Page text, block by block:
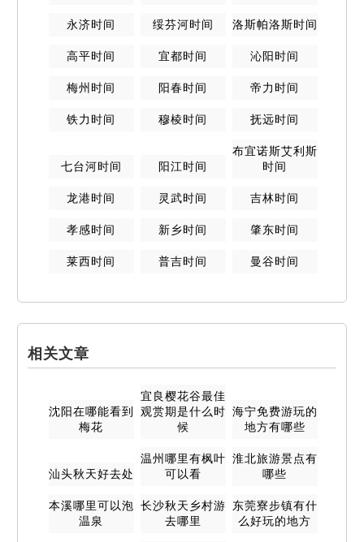
永济时间 绥芬河时间 洛斯帕洛斯时间
高平时间 宜都时间 沁阳时间
梅州时间 阳春时间 帝力 时间
铁力 时间 穆棱时间 抚远时间
七台河时间 阳江时间
布宜诺斯艾利斯
时间
龙港时间 灵武时间 吉林时间
孝感时间 新乡时间 肇东时间
莱西时间 普吉时间 曼谷时间
相关文章
沈阳在哪能看到
梅花
宜良樱花谷最佳
观赏期是什么时
候
海宁免费游玩的
地方有哪些
汕头秋天好去处
温州哪里有枫叶
可以看
淮北旅游景点有
哪些
本溪哪里可以泡
温泉
长沙秋天乡村游
去哪里
东莞寮步镇有什
么好玩的地方